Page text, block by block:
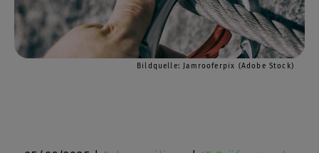
Bildquelle: Jamrooferpix (Adobe Stock)